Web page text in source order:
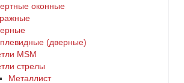
оконные
(дверные)
MSM
стрелы
Металлист